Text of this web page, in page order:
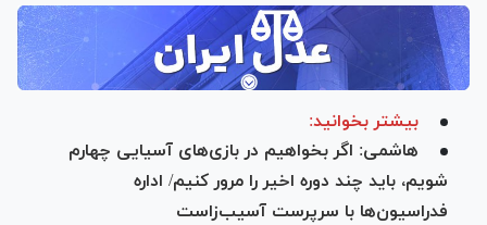
بیشتر بخوانید:
هاشمی: اگر بخواهیم در بازی‌های آسیایی چهارم
شویم، باید چند دوره اخیر را مرور کنیم/ اداره
فدراسیون‌ها با سرپرست آسیب‌زاست